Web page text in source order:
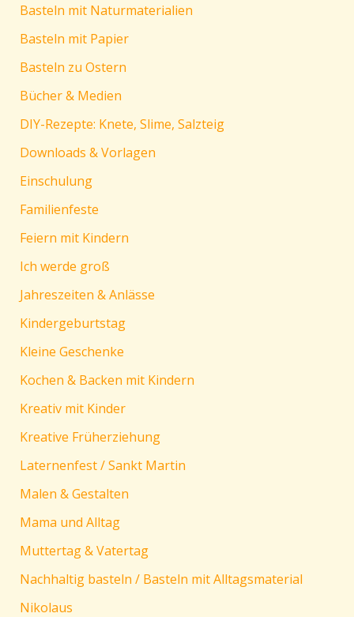
Basteln mit Naturmaterialien
Basteln mit Papier
Basteln zu Ostern
Bücher & Medien
DIY-Rezepte: Knete, Slime, Salzteig
Downloads & Vorlagen
Einschulung
Familienfeste
Feiern mit Kindern
Ich werde groß
Jahreszeiten & Anlässe
Kindergeburtstag
Kleine Geschenke
Kochen & Backen mit Kindern
Kreativ mit Kinder
Kreative Früherziehung
Laternenfest / Sankt Martin
Malen & Gestalten
Mama und Alltag
Muttertag & Vatertag
Nachhaltig basteln / Basteln mit Alltagsmaterial
Nikolaus